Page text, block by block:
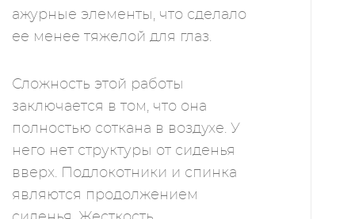
ажурные элементы, что сделало
ее менее тяжелой для глаз.
Сложность этой работы
заключается в том, что она
полностью соткана в воздухе. У
него нет структуры от сиденья
вверх. Подлокотники и спинка
являются продолжением